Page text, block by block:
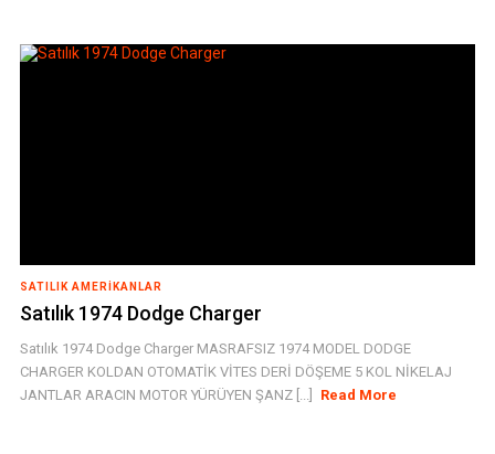
SATILIK AMERIKANLAR
Satılık 1974 Dodge Charger
Satılık 1974 Dodge Charger MASRAFSIZ 1974 MODEL DODGE
CHARGER KOLDAN OTOMATİK VİTES DERİ DÖŞEME 5 KOL NİKELAJ
JANTLAR ARACIN MOTOR YÜRÜYEN ŞANZ [...]
Read More